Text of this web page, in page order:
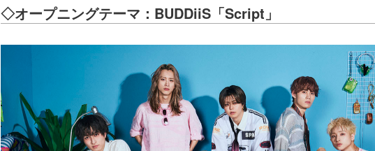
◇オープニングテーマ：BUDDiiS「Script」